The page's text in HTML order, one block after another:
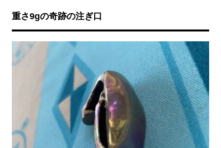
重さ9gの奇跡の注ぎ口